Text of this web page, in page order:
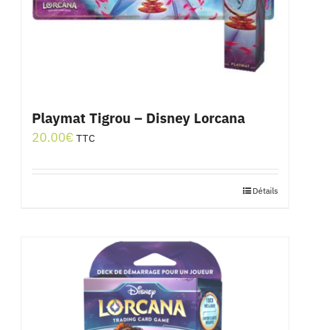
Playmat Tigrou – Disney Lorcana
20.00€ TTC
Détails